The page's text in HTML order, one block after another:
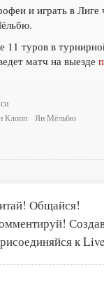
и играть в
туров в
матч на выезде
Клопп Ян Мёльбю
Общайся!
к